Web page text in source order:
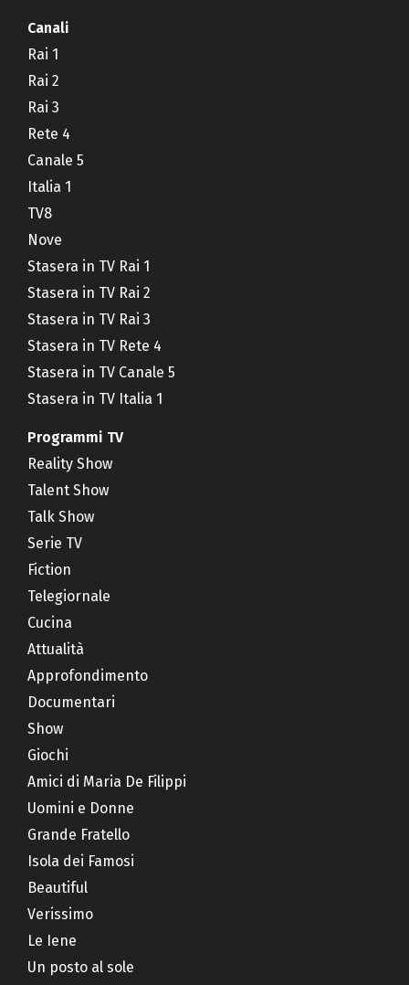
Canali
Rai 1
Rai 2
Rai 3
Rete 4
Canale 5
Italia 1
TV8
Nove
Stasera in TV Rai 1
Stasera in TV Rai 2
Stasera in TV Rai 3
Stasera in TV Rete 4
Stasera in TV Canale 5
Stasera in TV Italia 1
Programmi TV
Reality Show
Talent Show
Talk Show
Serie TV
Fiction
Telegiornale
Cucina
Attualità
Approfondimento
Documentari
Show
Giochi
Amici di Maria De Filippi
Uomini e Donne
Grande Fratello
Isola dei Famosi
Beautiful
Verissimo
Le Iene
Un posto al sole